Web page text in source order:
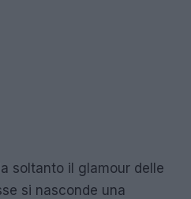
soltanto il glamour delle
si nasconde una